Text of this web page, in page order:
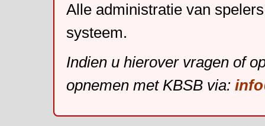
Alle administratie van
systeem.
Indien u hierover vragen of
opnemen met KBSB via: